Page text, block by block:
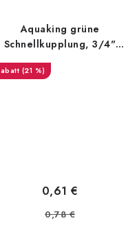
Aquaking grüne
Schnellkupplung, 3/4"
Innengewinde, männlich
(21 %)
0,61 €
0,78 €